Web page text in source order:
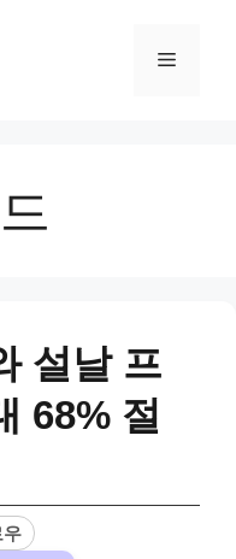
Menu
설날 프
68% 절
우